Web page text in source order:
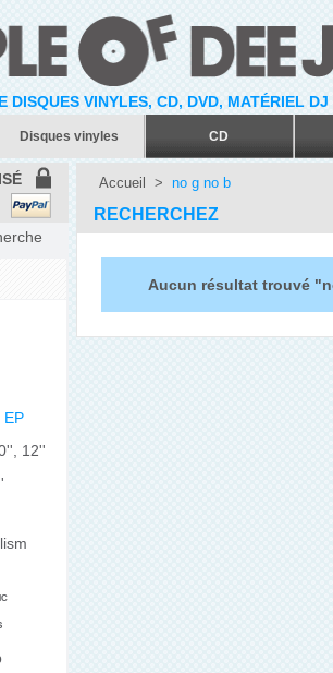
DISQUES VINYLES, CD, DVD, MATÉRIEL
Disques vinyles CD
EP
12''
Accueil > no g no b
RECHERCHEZ
Aucun résultat trouvé